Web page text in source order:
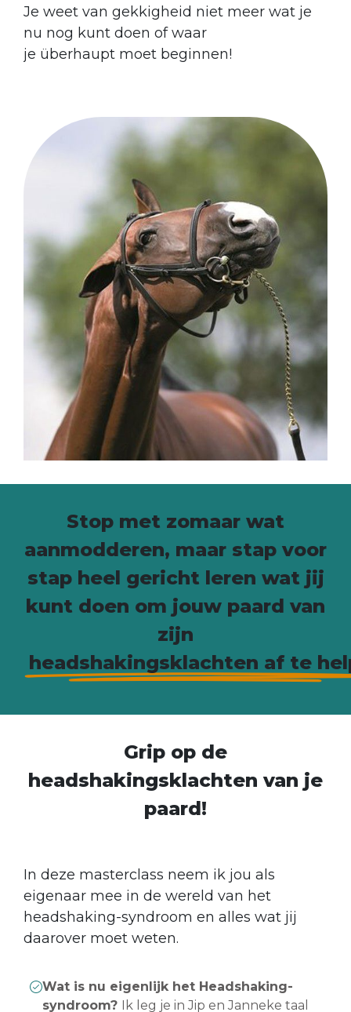
Je weet van gekkigheid niet meer wat je
nu nog kunt doen of waar
je überhaupt moet beginnen!
Stop met zomaar wat
aanmodderen, maar stap voor
stap heel gericht leren wat jij
kunt doen om jouw paard van
zijn
headshakingsklachten af te
Grip op de
headshakingsklachten van je
paard!
In deze masterclass neem ik jou als
eigenaar mee in de wereld van het
headshaking-syndroom en alles wat jij
daarover moet weten.
Wat is nu eigenlijk het Headshaking-
syndroom?
Ik leg je in Jip en Janneke taal